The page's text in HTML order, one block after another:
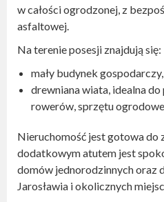
w całości ogrodzonej, z
asfaltowej.
Na terenie posesji znajdują się:
mały budynek gospodarczy,
drewniana wiata, idealna
rowerów, sprzętu
Nieruchomość jest gotowa do
dodatkowym atutem jest
domów jednorodzinnych oraz
Jarosławia i okolicznych